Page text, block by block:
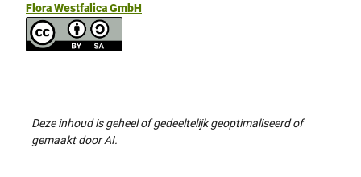
Flora Westfalica GmbH
Deze inhoud is geheel of gedeeltelijk geoptimaliseerd of
gemaakt door AI.